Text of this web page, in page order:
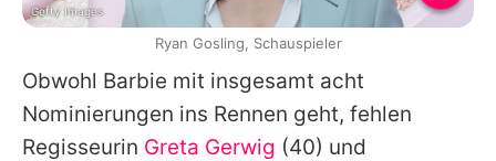
Obwohl Barbie mit insgesamt acht
Nominierungen ins Rennen geht, fehlen
Regisseurin Greta Gerwig (40) und
Getty Images
Ryan Gosling, Schauspieler